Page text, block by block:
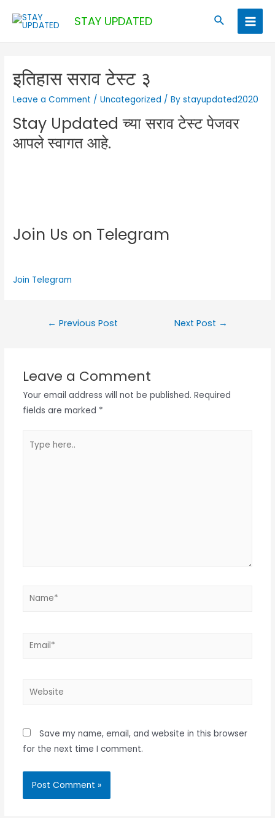
STAY UPDATED Search
Main
इतिहास सराव टेस्ट ३
Leave a Comment /Uncategorized / Bystayupdated2020
Stay Updated च्या सराव टेस्ट पेजवर
आपले स्वागत आहे.
Join Us on Telegram
Join Telegram
← Previous Post Next Post →
Leave a Comment
Your email address will not be published. Required
fields are marked *
here..
Name*
Email*
Website
Save my name, email, and website in this browser
for the next time I comment.